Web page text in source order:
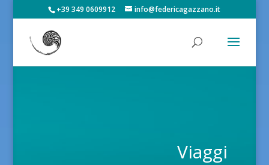
+39 349 0609912 info@federicagazzano.it
Viaggi